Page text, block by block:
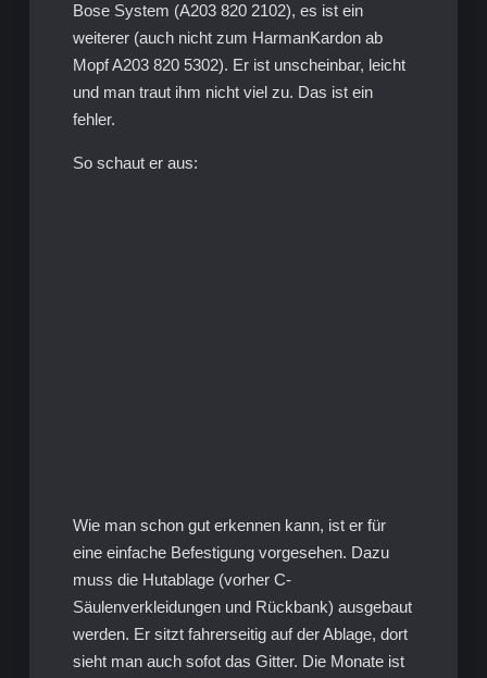
Bose System (A203 820 2102), es ist ein
weiterer (auch nicht zum HarmanKardon ab
Mopf A203 820 5302). Er ist unscheinbar, leicht
und man traut ihm nicht viel zu. Das ist ein
fehler.
So schaut er aus:
Wie man schon gut erkennen kann, ist er für
eine einfache Befestigung vorgesehen. Dazu
muss die Hutablage (vorher C-
Säulenverkleidungen und Rückbank) ausgebaut
werden. Er sitzt fahrerseitig auf der Ablage, dort
sieht man auch sofot das Gitter. Die Monate ist